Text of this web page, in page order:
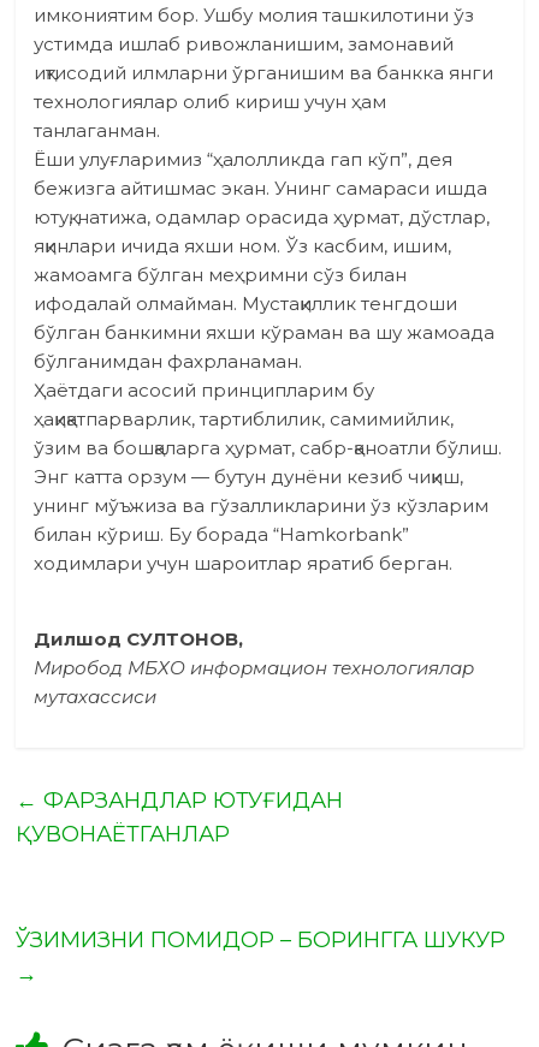
имкониятим бор. Ушбу молия ташкилотини ўз
устимда ишлаб ривожланишим, замонавий
иқтисодий илмларни ўрганишим ва банкка янги
технологиялар олиб кириш учун ҳам
танлаганман.
Ёши улуғларимиз “ҳалолликда гап кўп”, дея
бежизга айтишмас экан. Унинг самараси ишда
ютуқ, натижа, одамлар орасида ҳурмат, дўстлар,
яқинлари ичида яхши ном. Ўз касбим, ишим,
жамоамга бўлган меҳримни сўз билан
ифодалай олмайман. Мустақиллик тенгдоши
бўлган банкимни яхши кўраман ва шу жамоада
бўлганимдан фахрланаман.
Ҳаётдаги асосий принципларим бу
ҳақиқатпарварлик, тартиблилик, самимийлик,
ўзим ва бошқаларга ҳурмат, сабр-қаноатли бўлиш.
Энг катта орзум — бутун дунёни кезиб чиқиш,
унинг мўъжиза ва гўзалликларини ўз кўзларим
билан кўриш. Бу борада “Hamkorbank”
ходимлари учун шароит­лар яратиб берган.
Дилшод СУЛТОНОВ,
Миробод МБХО информацион технологиялар
мутахассиси
← ФАРЗАНДЛАР ЮТУҒИДАН
ҚУВОНАЁТГАНЛАР
ЎЗИМИЗНИ ПОМИДОР – БОРИНГГА ШУКУР
→